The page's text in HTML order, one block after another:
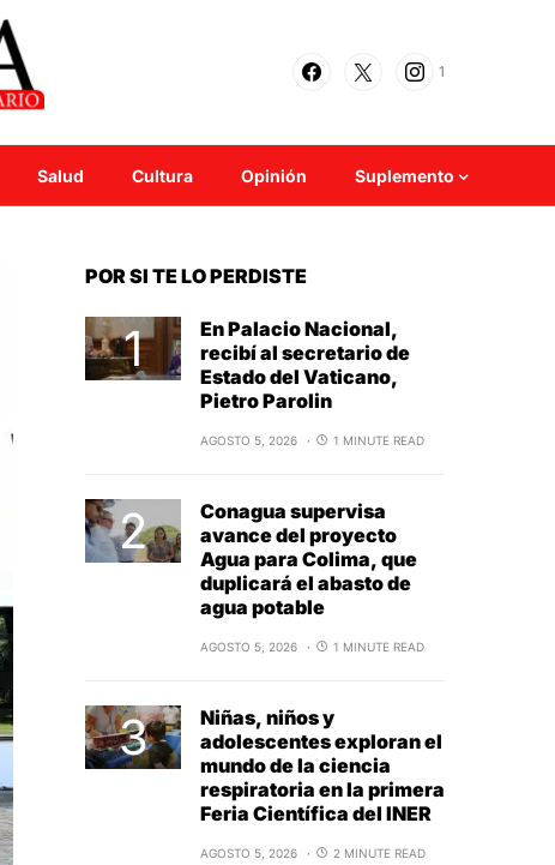
1
Salud Cultura Opinión Suplemento
POR SI TE LO PERDISTE
En Palacio Nacional,
recibí al secretario de
Estado del Vaticano,
Pietro Parolin
AGOSTO 5, 2026 1 MINUTE READ
Conagua supervisa
avance del proyecto
Agua para Colima, que
duplicará el abasto de
agua potable
AGOSTO 5, 2026 1 MINUTE READ
Niñas, niños y
adolescentes exploran el
mundo de la ciencia
respiratoria en la primera
Feria Científica del INER
AGOSTO 5, 2026 2 MINUTE READ